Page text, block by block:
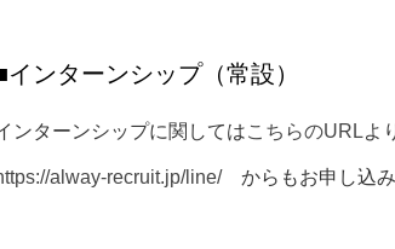
インターンシップ（常設）
ンターンシップに関してはこちらのURLよ
alway-recruit.jp/line/からもお申し込み